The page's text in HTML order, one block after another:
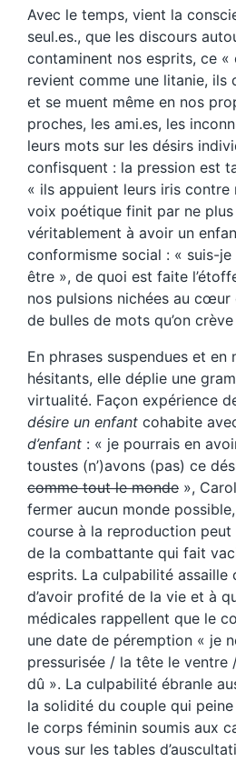
Avec le temps, vient la
seul.es., que les discours
contaminent nos esprits, ce «
revient comme une litanie, ils
et se muent même en nos
proches, les ami.es, les
leurs mots sur les désirs
confisquent : la pression est
« ils appuient leurs iris contre
voix poétique finit par ne
véritablement à avoir un
conformisme social : « suis-
être », de quoi est faite
nos pulsions nichées au cœur
de bulles de mots qu’on crève
En phrases suspendues et en
hésitants, elle déplie une
virtualité. Façon expérience
désire un enfant cohabite
d’enfant : « je pourrais en
toustes (n’)avons (pas) ce
comme tout le monde »,
fermer aucun monde
course à la reproduction
de la combattante qui fait
esprits. La culpabilité assaille
d’avoir profité de la vie et à
médicales rappellent que le
une date de péremption « je
pressurisée / la tête le ventre
dû ». La culpabilité ébranle
la solidité du couple qui
le corps féminin soumis aux
vous sur les tables